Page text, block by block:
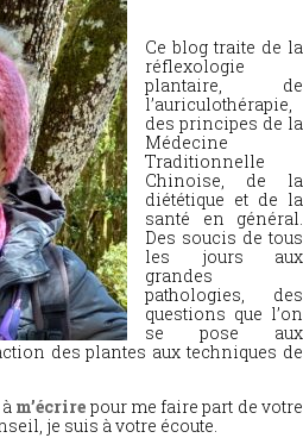
Ce blog traite de la
réflexologie
plantaire, de
l’auriculothérapie,
des principes de la
Médecine
Traditionnelle
Chinoise, de la
diététique et de la
santé en général.
Des soucis de tous
les jours aux
grandes
pathologies, des
questions que l’on
se pose aux
des plantes aux techniques de
m’écrire pour me faire part de votre
je suis à votre écoute.